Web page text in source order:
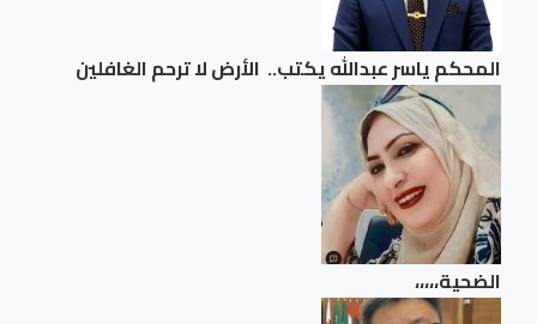
المحكم ياسر عبدالله يكتب.. الأرض لا ترحم الغافلين
الضحية،،،،،